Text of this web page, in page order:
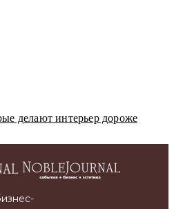
делают интерьер дороже